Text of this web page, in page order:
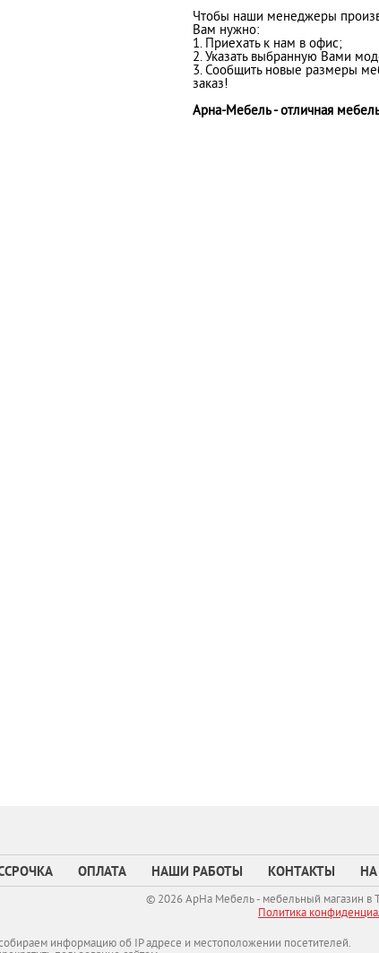
Чтобы наши менеджеры
Вам нужно:
1. Приехать к нам в офис;
2. Указать выбранную Вами
3. Сообщить новые размеры
заказ!
Арна-Мебель - отличная
ОПЛАТА НАШИ РАБОТЫ КОНТАКТЫ
© 2026 АрНа Мебель - мебельный магазин в
Политикa
информацию об IP адресе и местоположении посетителей.